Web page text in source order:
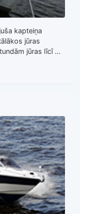
kapteiņa
jūras
jūras līcī ...